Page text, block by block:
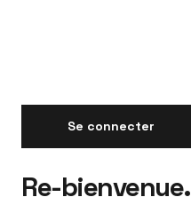
Se connecter
Re-bienvenue.